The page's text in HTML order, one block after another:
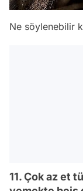
Ne söylenebilir
11. Çok az et